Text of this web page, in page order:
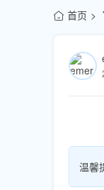
首页
温馨